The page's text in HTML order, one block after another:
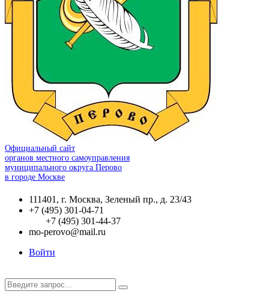
Официальный сайт
органов местного самоуправления
муниципального округа Перово
в городе Москве
111401, г. Москва, Зеленый пр., д. 23/43
+7 (495) 301-04-71
+7 (495) 301-44-37
mo-perovo@mail.ru
Войти